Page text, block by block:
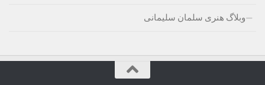
وبلاگ هنری سلمان سلیمانی